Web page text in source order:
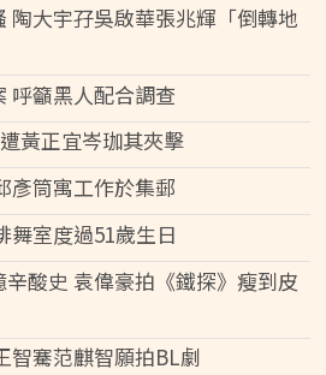
陶大宇孖吳啟華張兆輝「倒轉地
呼籲黑人配合調查
黃正宜岑珈其夾擊
彥筒寓工作於集郵
舞室度過51歲生日
酸史 袁偉豪拍《鐵探》瘦到皮
智騫范麒智願拍BL劇